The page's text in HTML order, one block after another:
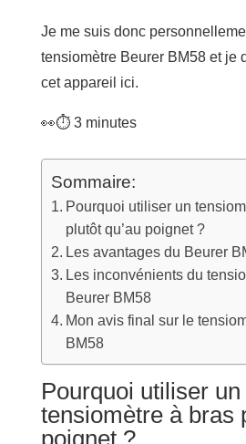
Je me suis donc
tensiomètre Beurer BM58 et je
cet appareil ici.
👀⏱️ 3 minutes
Sommaire:
Pourquoi utiliser un
plutôt qu’au poignet ?
Les avantages du Beurer
Les inconvénients du
Beurer BM58
Mon avis final sur le
BM58
Pourquoi utiliser un
tensiomètre à bras
poignet ?